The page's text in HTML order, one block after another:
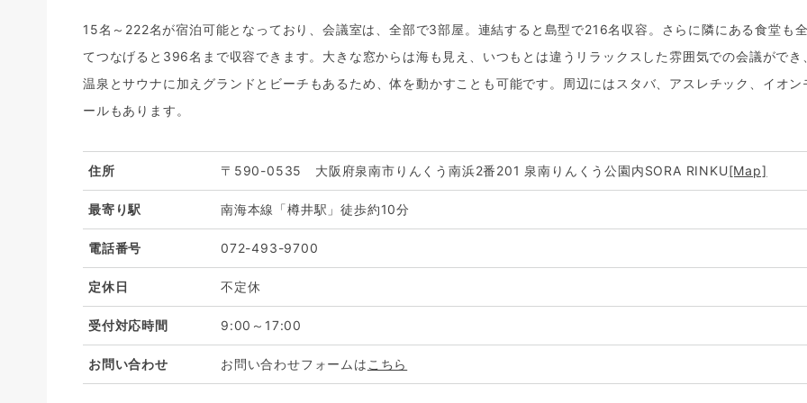
15名～222名が宿泊可能となっており、会議室は、全部で3部屋。連結すると島型で216名収容。さらに隣にある食堂も
てつなげると396名まで収容できます。大きな窓からは海も見え、いつもとは違うリラックスした雰囲気での会議ができ
温泉とサウナに加えグランドとビーチもあるため、体を動かすことも可能です。周辺にはスタバ、アスレチック、イオン
ールもあります。
住所 〒590-0535 大阪府泉南市りんくう南浜2番201 泉南りんくう公園内SORA RINKU[Map]
最寄り駅 南海本線「樽井駅」徒歩約10分
電話番号 072-493-9700
定休日 不定休
受付対応時間 9:00～17:00
お問い合わせ お問い合わせフォームは こちら